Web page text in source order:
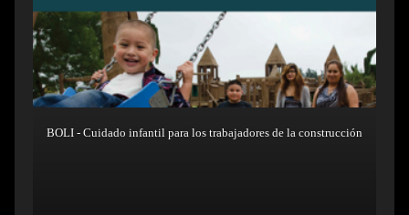
BOLI - Cuidado infantil para los trabajadores de la construcción